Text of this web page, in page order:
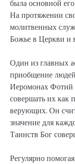
была основной
На протяжении
молитвенных
Божье в Церкви и
Один из главных
приобщение
Иеромонах Фотий
совершать их как
верующих. Он
значение для
Таинств Бог
Регулярно